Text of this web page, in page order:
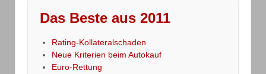
Das Beste aus 2011
Rating-Kollateralschaden
Neue Kriterien beim Autokauf
Euro-Rettung